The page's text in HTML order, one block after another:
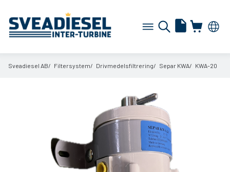
Sveadiesel AB Filtersystem Drivmedelsfiltrering Separ KWA KWA-20